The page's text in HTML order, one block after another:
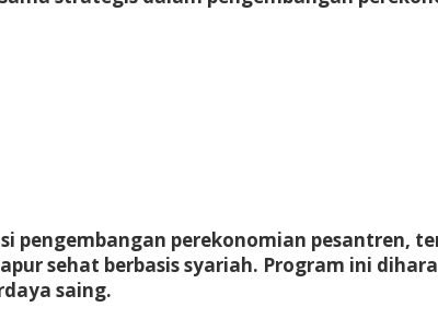
pengembangan perekonomian pesantren,
sehat berbasis syariah. Program ini
saing.